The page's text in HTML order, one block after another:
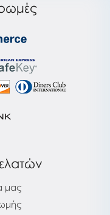
μας